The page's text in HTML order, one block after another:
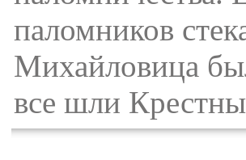
паломников
Михайловица
все шли